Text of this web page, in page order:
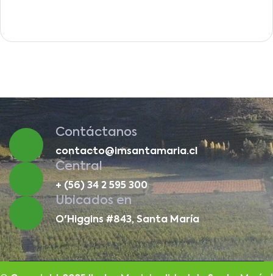
Contáctanos
contacto@imsantamaria.cl
Central
+ (56) 34 2 595 300
Ubicados en
O'Higgins #843, Santa María